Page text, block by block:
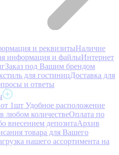
и реквизитыНаличие
информация и файлыИнтернет
Заказ под Вашим брендом
для гостиницДоставка для
и ответы
от 1шт Удобное расположение
любом количествеОплата по
внесением депозитаАрхив
товара для Вашего
нашего ассортимента на